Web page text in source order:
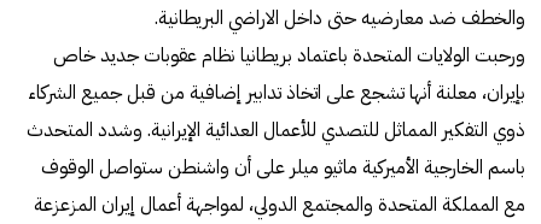
والخطف ضد معارضيه حتى داخل الاراضي البريطانية.
ورحبت الولايات المتحدة باعتماد بريطانيا نظام عقوبات جديد خاص
بإيران، معلنة أنها تشجع على اتخاذ تدابير إضافية من قبل جميع الشركاء
ذوي التفكير المماثل للتصدي للأعمال العدائية الإيرانية. وشدد المتحدث
باسم الخارجية الأميركية ماثيو ميلر على أن واشنطن ستواصل الوقوف
مع المملكة المتحدة والمجتمع الدولي، لمواجهة أعمال إيران المزعزعة